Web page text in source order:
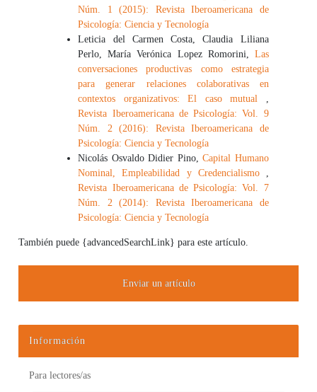
Núm. 1 (2015): Revista Iberoamericana de
Psicología: Ciencia y Tecnología
Leticia del Carmen Costa, Claudia Liliana
Perlo, María Verónica Lopez Romorini, Las
conversaciones productivas como estrategia
para generar relaciones colaborativas en
contextos organizativos: El caso mutual
Revista Iberoamericana de Psicología: Vol. 9
Núm. 2 (2016): Revista Iberoamericana de
Psicología: Ciencia y Tecnología
Nicolás Osvaldo Didier Pino,Capital Humano
Nominal, Empleabilidad y Credencialismo
Revista Iberoamericana de Psicología: Vol. 7
Núm. 2 (2014): Revista Iberoamericana de
Psicología: Ciencia y Tecnología
También puede {advancedSearchLink} para este artículo.
Enviar un artículo
Información
Para lectores/as